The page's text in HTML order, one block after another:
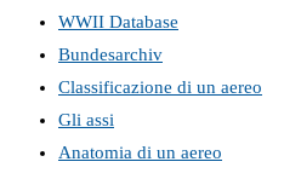
WWII Database
Bundesarchiv
Classificazione di un aereo
Gli assi
Anatomia di un aereo